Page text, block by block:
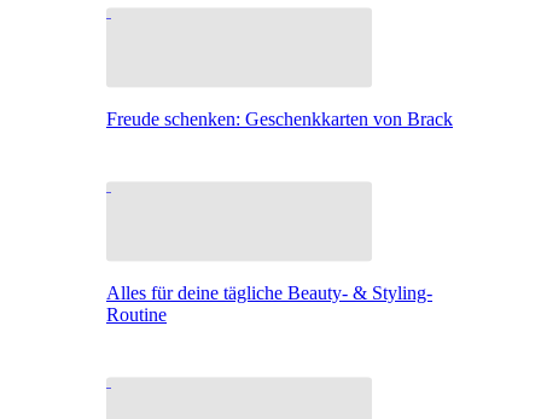
Freude schenken: Geschenkkarten von Brack
Alles für deine tägliche Beauty- & Styling-
Routine